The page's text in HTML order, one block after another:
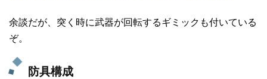
余談だが、突く時に武器が回転するギミックも付いている
ぞ。
防具構成